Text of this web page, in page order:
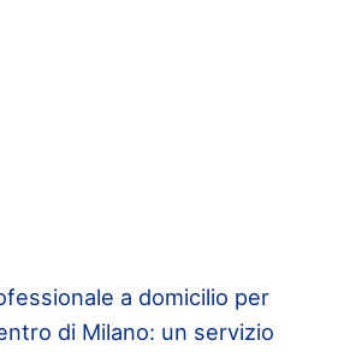
a domicilio per
di Milano: un servizio